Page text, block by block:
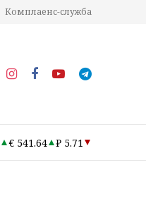
Комплаенс-служба
€ 541.64 ₽ 5.71